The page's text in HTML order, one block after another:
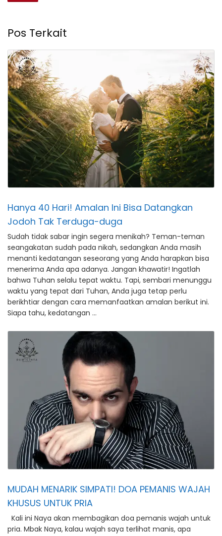
Pos Terkait
Hanya 40 Hari! Amalan Ini Bisa Datangkan
Jodoh Tak Terduga-duga
Sudah tidak sabar ingin segera menikah? Teman-teman
seangakatan sudah pada nikah, sedangkan Anda masih
menanti kedatangan seseorang yang Anda harapkan bisa
menerima Anda apa adanya. Jangan khawatir! Ingatlah
bahwa Tuhan selalu tepat waktu. Tapi, sembari menunggu
waktu yang tepat dari Tuhan, Anda juga tetap perlu
berikhtiar dengan cara memanfaatkan amalan berikut ini.
Siapa tahu, kedatangan …
MUDAH MENARIK SIMPATI! DOA PEMANIS WAJAH
KHUSUS UNTUK PRIA
Kali ini Naya akan membagikan doa pemanis wajah untuk
pria. Mbak Naya, kalau wajah saya terlihat manis, apa